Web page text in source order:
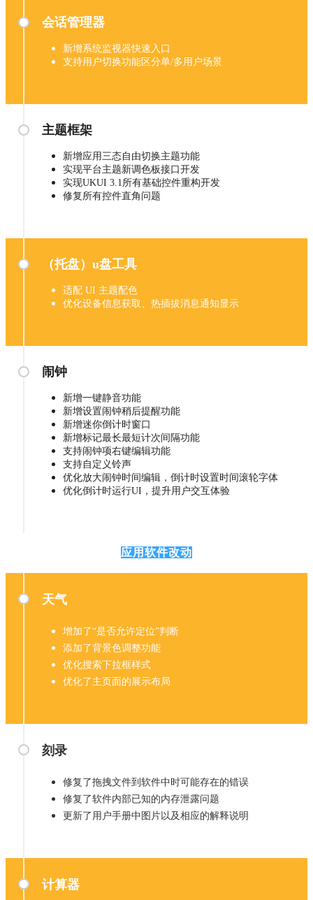
会话管理器
新增系统监视器快速入口
支持用户切换功能区分单/多用户场景
主题框架
新增应用三态自由切换主题功能
实现平台主题新调色板接口开发
实现UKUI 3.1所有基础控件重构开发
修复所有控件直角问题
（托盘）u盘工具
适配 UI 主题配色
优化设备信息获取、热插拔消息通知显示
闹钟
新增一键静音功能
新增设置闹钟稍后提醒功能
新增迷你倒计时窗口
新增标记最长最短计次间隔功能
支持闹钟项右键编辑功能
支持自定义铃声
优化放大闹钟时间编辑，倒计时设置时间滚轮字体
优化倒计时运行UI，提升用户交互体验
应用软件改动
天气
增加了“是否允许定位”判断
添加了背景色调整功能
优化搜索下拉框样式
优化了主页面的展示布局
刻录
修复了拖拽文件到软件中时可能存在的错误
修复了软件内部已知的内存泄露问题
更新了用户手册中图片以及相应的解释说明
计算器